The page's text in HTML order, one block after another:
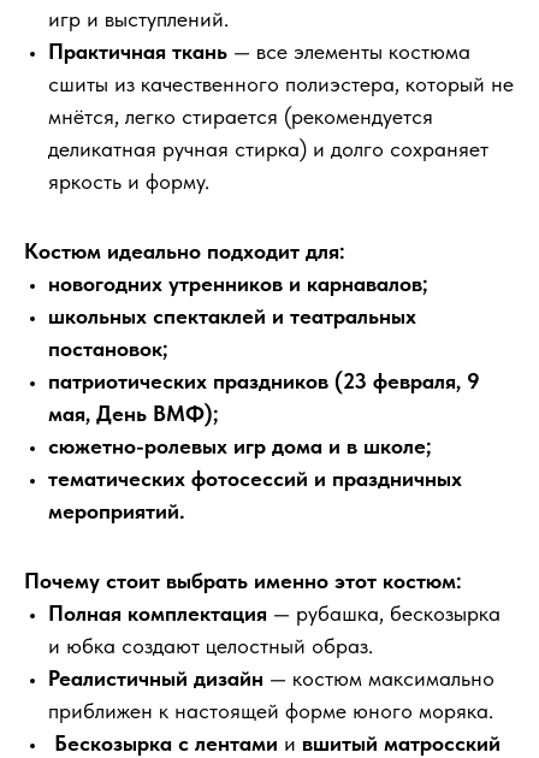
игр и выступлений.
Практичная ткань — все элементы костюма
сшиты из качественного полиэстера, который не
мнётся, легко стирается (рекомендуется
деликатная ручная стирка) и долго сохраняет
яркость и форму.
Костюм идеально подходит для:
новогодних утренников и карнавалов;
школьных спектаклей и театральных
постановок;
патриотических праздников (23 февраля, 9
мая, День ВМФ);
сюжетно-ролевых игр дома и в школе;
тематических фотосессий и праздничных
мероприятий.
Почему стоит выбрать именно этот костюм:
Полная комплектация — рубашка, бескозырка
и юбка создают целостный образ.
Реалистичный дизайн — костюм максимально
приближен к настоящей форме юного моряка.
Бескозырка с лентами и вшитый матросский